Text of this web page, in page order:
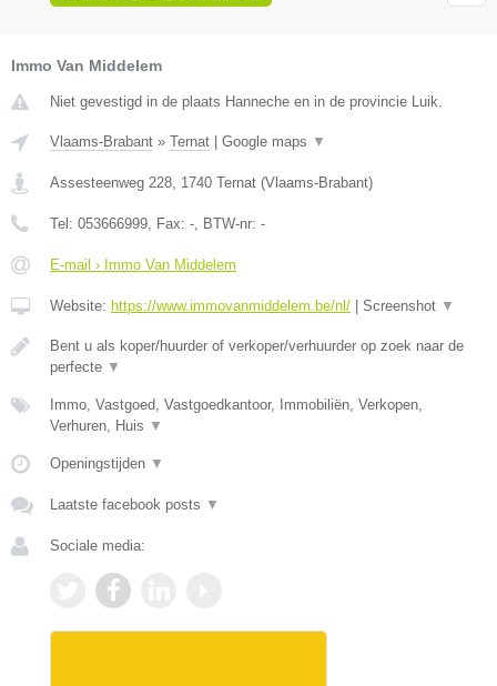
Immo Van Middelem
Niet gevestigd in de plaats Hanneche en in de provincie Luik.
Vlaams-Brabant » Ternat Google maps ▼
Assesteenweg 228 1740 Ternat (Vlaams-Brabant)
Tel: 053666999 , Fax: - , BTW-nr: -
E-mail › Immo Van Middelem
Website: https://www.immovanmiddelem.be/nl/ Screenshot ▼
Bent u als koper/huurder of verkoper/verhuurder op zoek naar de
perfecte ▼
Immo, Vastgoed, Vastgoedkantoor, Immobiliën, Verkopen,
Verhuren, Huis ▼
Openingstijden ▼
Laatste facebook posts ▼
Sociale media: